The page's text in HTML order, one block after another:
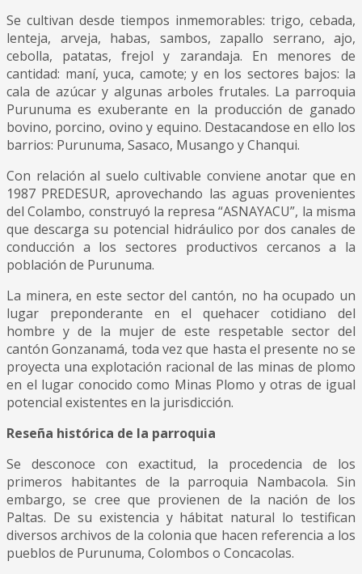
Se cultivan desde tiempos inmemorables: trigo, cebada,
lenteja, arveja, habas, sambos, zapallo serrano, ajo,
cebolla, patatas, frejol y zarandaja. En menores de
cantidad: maní, yuca, camote; y en los sectores bajos: la
cala de azúcar y algunas arboles frutales. La parroquia
Purunuma es exuberante en la producción de ganado
bovino, porcino, ovino y equino. Destacandose en ello los
barrios: Purunuma, Sasaco, Musango y Chanqui.
Con relación al suelo cultivable conviene anotar que en
1987 PREDESUR, aprovechando las aguas provenientes
del Colambo, construyó la represa “ASNAYACU”, la misma
que descarga su potencial hidráulico por dos canales de
conducción a los sectores productivos cercanos a la
población de Purunuma.
La minera, en este sector del cantón, no ha ocupado un
lugar preponderante en el quehacer cotidiano del
hombre y de la mujer de este respetable sector del
cantón Gonzanamá, toda vez que hasta el presente no se
proyecta una explotación racional de las minas de plomo
en el lugar conocido como Minas Plomo y otras de igual
potencial existentes en la jurisdicción.
Reseña histórica de la parroquia
Se desconoce con exactitud, la procedencia de los
primeros habitantes de la parroquia Nambacola. Sin
embargo, se cree que provienen de la nación de los
Paltas. De su existencia y hábitat natural lo testifican
diversos archivos de la colonia que hacen referencia a los
pueblos de Purunuma, Colombos o Concacolas.